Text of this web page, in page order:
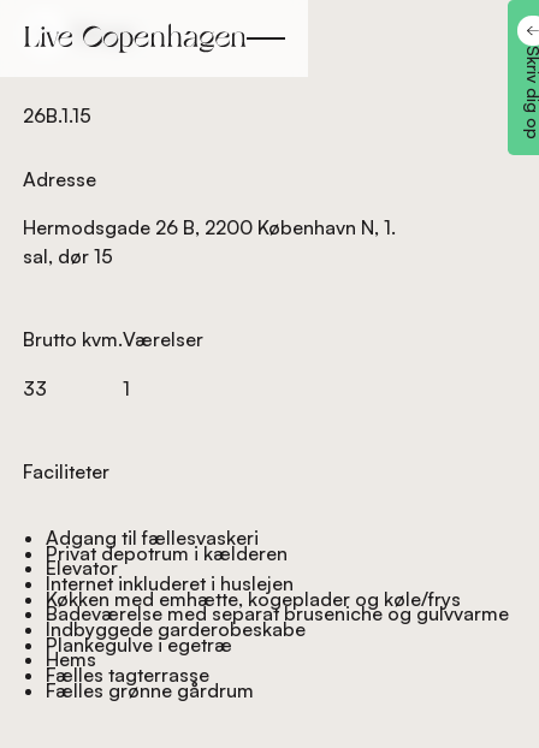
Tilbage
26B.1.15
Adresse
Hermodsgade 26 B, 2200 København N, 1.
sal, dør 15
Brutto kvm.
33
Værelser
1
Faciliteter
Adgang til fællesvaskeri
Privat depotrum i kælderen
Elevator
Internet inkluderet i huslejen
Køkken med emhætte, kogeplader og køle/frys
Badeværelse med separat bruseniche og gulvvarme
Indbyggede garderobeskabe
Plankegulve i egetræ
Hems
Fælles tagterrasse
Fælles grønne gårdrum